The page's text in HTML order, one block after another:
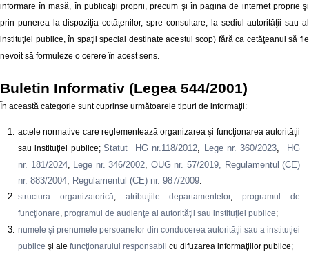
informare în masă, în publicaţii proprii, precum şi în pagina de internet proprie şi
prin punerea la dispoziţia cetăţenilor, spre consultare, la sediul autorităţii sau al
instituţiei publice, în spaţii special destinate acestui scop) fără ca cetăţeanul să fie
nevoit să formuleze o cerere în acest sens.
Buletin Informativ (Legea 544/2001)
În această categorie sunt cuprinse următoarele tipuri de informaţii:
actele normative care reglementează organizarea şi funcţionarea autorităţii
sau instituţiei publice;Statut HG nr.118/2012 Lege nr. 360/2023
HG
nr. 181/2024, Lege nr. 346/2002 OUG nr. 57/2019,
Regulamentul (CE)
nr. 883/2004
Regulamentul (CE) nr. 987/2009
structura organizatorică, atribuţiile departamentelor,programul de
funcţionare, programul de audienţe al autorităţii sau instituţiei publice;
numele şi prenumele persoanelor din conducerea autorităţii sau a instituţiei
publice şi ale funcţionarului responsabil cu difuzarea informaţiilor publice;